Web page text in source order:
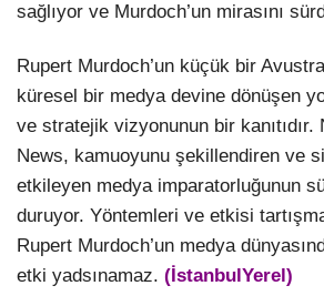
sağlıyor ve Murdoch’un mirasını
Rupert Murdoch’un küçük bir
küresel bir medya devine dönüşen
ve stratejik vizyonunun bir
News, kamuoyunu şekillendiren ve
etkileyen medya imparatorluğunun
duruyor. Yöntemleri ve etkisi
Rupert Murdoch’un medya
etki yadsınamaz. (İstanbulYerel)